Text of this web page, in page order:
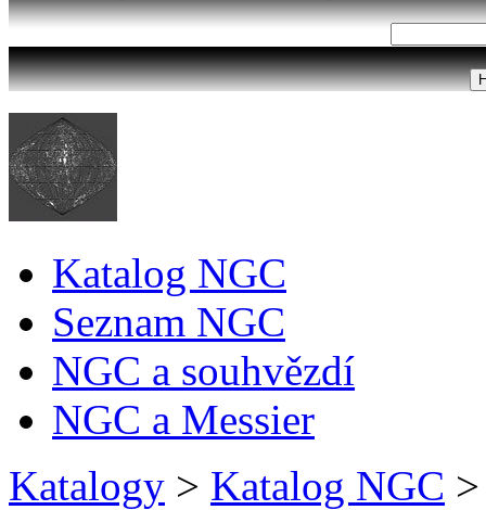
Katalog NGC
Seznam NGC
NGC a souhvězdí
NGC a Messier
Katalogy > Katalog NGC >